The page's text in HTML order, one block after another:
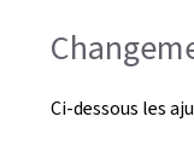
Ci-dessous les